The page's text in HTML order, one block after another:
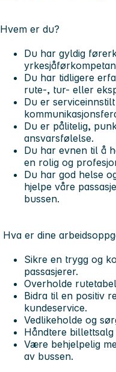
Hvem er du?
Du har gyldig
Du har tidligere
rute-, tur- eller
Du er
Du er pålitelig,
ansvarsfølelse.
Du har evnen til å
en rolig og
Du har god helse
hjelpe våre
bussen.
Hva er dine
Sikre en trygg og
passasjerer.
Overholde
Bidra til en positiv
kundeservice.
Vedlikeholde og
Håndtere
Være behjelpelig
av bussen.